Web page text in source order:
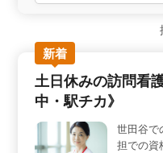
＜安定した働き方＞ 夜
休日114日という充実
です。長期間働ける環
少なく、仕事とプライ
が特徴です。 ＜チー
クがよく、笑顔が絶えな
様のケアに取り組む中で
性も活躍中なので、
験を活かせる環境＞ 看
新着
土日休みの訪問看
中・駅チカ》
世田谷で
担での資